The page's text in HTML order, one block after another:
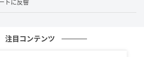
が立ちそう。
トに反響
注目コンテンツ